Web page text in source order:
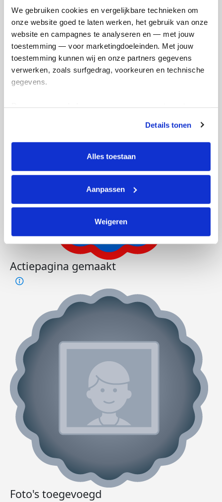
We gebruiken cookies en vergelijkbare technieken om
onze website goed te laten werken, het gebruik van onze
website en campagnes te analyseren en — met jouw
toestemming — voor marketingdoeleinden. Met jouw
toestemming kunnen wij en onze partners gegevens
verwerken, zoals surfgedrag, voorkeuren en technische
gegevens.
tonen. Je kunt je toestemming op elk moment wijzigen of
intrekken via Cookie instellingen onderaan de pagina. De
lijst met cookies is te vinden in het tabblad “details”.
Details tonen
Alles toestaan
Aanpassen
Weigeren
Mira's badges
Actiepagina gemaakt
Foto's toegevoegd